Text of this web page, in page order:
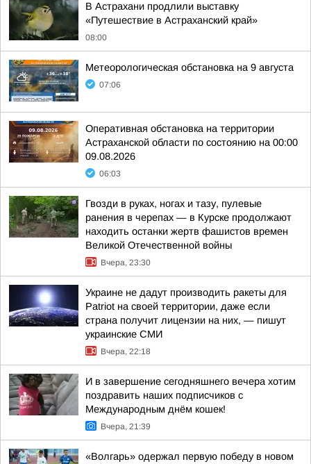
В Астрахани продлили выставку
«Путешествие в Астраханский край»
08:00
Метеорологическая обстановка на 9 августа
07:06
Оперативная обстановка на территории
Астраханской области по состоянию на 00:00
09.08.2026
06:03
Гвозди в руках, ногах и тазу, пулевые
ранения в черепах — в Курске продолжают
находить останки жертв фашистов времен
Великой Отечественной войны
Вчера, 23:30
Украине не дадут производить ракеты для
Patriot на своей территории, даже если
страна получит лицензии на них, — пишут
украинские СМИ
Вчера, 22:18
И в завершение сегодняшнего вечера хотим
поздравить наших подписчиков с
Международным днём кошек!
Вчера, 21:39
«Волгарь» одержал первую победу в новом